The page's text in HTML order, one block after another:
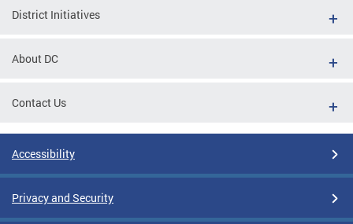
District Initiatives
About DC
Contact Us
Accessibility
Privacy and Security